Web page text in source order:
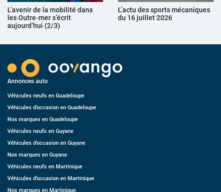
L’avenir de la mobilité dans
les Outre-mer s’écrit
aujourd’hui (2/3)
L’actu des sports mécaniques
du 16 juillet 2026
Annonces auto
Véhicules neufs en Guadeloupe
Véhicules d’occasion en Guadeloupe
Nos marques en Guadeloupe
Véhicules neufs en Guyane
Véhicules d’occasion en Guyane
Nos marques en Guyane
Véhicules neufs en Martinique
Véhicules d’occasion en Martinique
Nos marques en Martinique